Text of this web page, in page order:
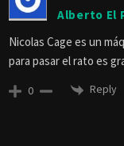
Alberto El
Nicolas Cage es un
para pasar el rato es
0 Reply